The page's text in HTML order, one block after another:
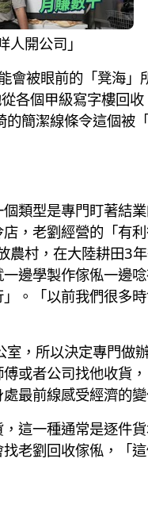
開公司」
被眼前的「凳海」
個甲級寫字樓回
簡潔線條令這個被
類型是專門盯著結
，老劉經營的「有
村，在大陸耕田3
邊學製作傢俬一邊
。「以前我們很多
，所以決定專門做
或者公司找他收貨
最前線感受經濟的變
這一種通常是逐件
老劉回收傢俬，「